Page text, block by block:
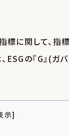
に関して、指
の『G』(ガバ
示]